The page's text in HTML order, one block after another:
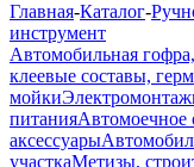
Главная-Каталог-
инструмент
Автомобильная
клеевые составы,
мойки
питанияАвтомоечное
аксессуары
участкаМетизы,